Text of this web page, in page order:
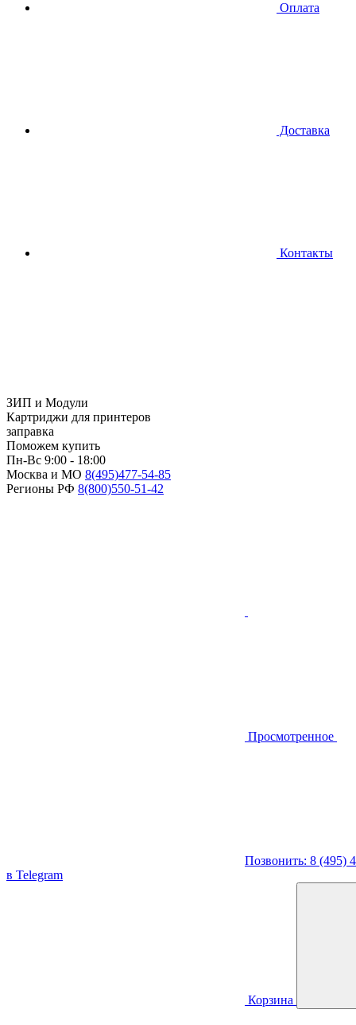
Оплата
Доставка
Контакты
ЗИП и Модули
Картриджи для принтеров
заправка
Поможем купить
Пн-Вс 9:00 - 18:00
Москва и МО 8(495)477-54-85
Регионы РФ 8(800)550-51-42
Просмотренное
Позвонить: 8 (495)
в Telegram
Корзина